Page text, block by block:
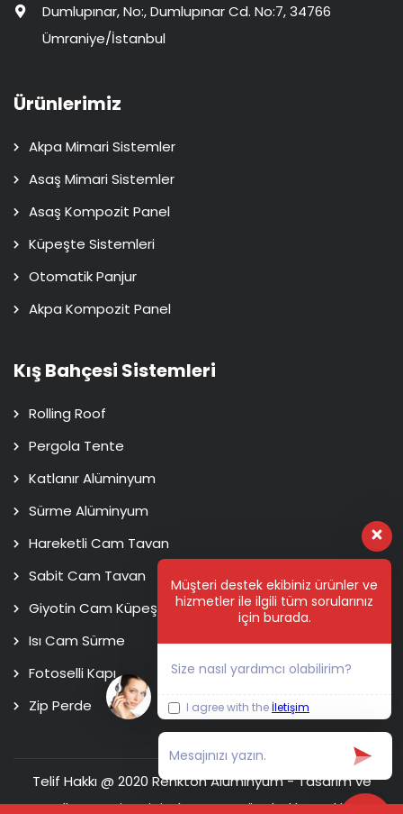
Dumlupınar, No:, Dumlupınar Cd. No:7, 34766
Ümraniye/İstanbul
Ürünlerimiz
Akpa Mimari Sistemler
Asaş Mimari Sistemler
Asaş Kompozit Panel
Küpeşte Sistemleri
Otomatik Panjur
Akpa Kompozit Panel
Kış Bahçesi Sistemleri
Rolling Roof
Pergola Tente
Katlanır Alüminyum
Sürme Alüminyum
Hareketli Cam Tavan
Sabit Cam Tavan
Giyotin Cam Küpeşte
Isı Cam Sürme
Fotoselli Kapı
Zip Perde
Telif Hakkı @ 2020 Renkton Alüminyum - Tasarım ve
KodlamaUsim Digital AgencyTüm hakları saklıdır.
Müşteri destek ekibiniz ürünler ve
hizmetler ile ilgili tüm sorularınız
için burada.
Size nasıl yardımcı olabilirim?
I agree with the İletişim